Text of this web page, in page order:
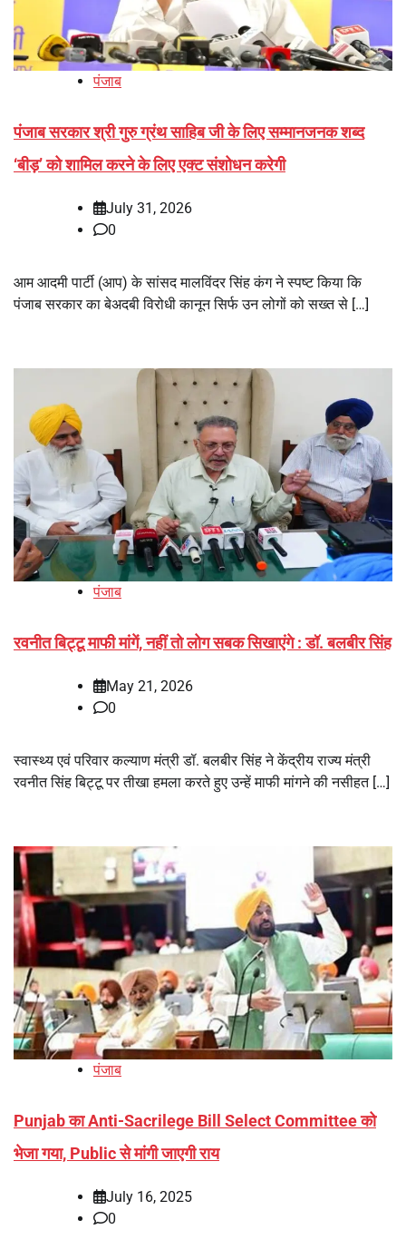
पंजाब
पंजाब सरकार श्री गुरु ग्रंथ साहिब जी के लिए सम्मानजनक शब्द
‘बीड़’ को शामिल करने के लिए एक्ट संशोधन करेगी
July 31, 2026
0
आम आदमी पार्टी (आप) के सांसद मालविंदर सिंह कंग ने स्पष्ट किया कि
पंजाब सरकार का बेअदबी विरोधी कानून सिर्फ उन लोगों को सख्त से […]
पंजाब
रवनीत बिट्टू माफी मांगें, नहीं तो लोग सबक सिखाएंगे : डॉ. बलबीर सिंह
May 21, 2026
0
स्वास्थ्य एवं परिवार कल्याण मंत्री डॉ. बलबीर सिंह ने केंद्रीय राज्य मंत्री
रवनीत सिंह बिट्टू पर तीखा हमला करते हुए उन्हें माफी मांगने की नसीहत […]
पंजाब
Punjab का Anti-Sacrilege Bill Select Committee को
भेजा गया, Public से मांगी जाएगी राय
July 16, 2025
0